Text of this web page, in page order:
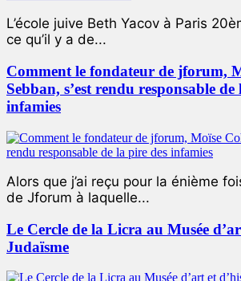
L’école juive Beth Yacov à Paris
ce qu’il y a de...
Comment le fondateur de jforum,
Sebban, s’est rendu responsable de
infamies
Alors que j’ai reçu pour la énième
de Jforum à laquelle...
Le Cercle de la Licra au Musée
Judaïsme